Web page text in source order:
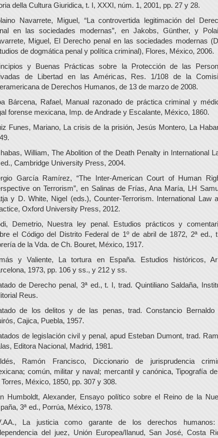
della Cultura Giuridica, t. I, XXXI, núm. 1, 2001, pp. 27 y 28.
Navarrete, Miguel, “La controvertida legitimación del
en las sociedades modernas”, en Jakobs, Günther, y
Miguel, El Derecho penal en las sociedades modernas
de dogmática penal y política criminal), Flores, México, 2006.
y Buenas Prácticas sobre la Protección de las
de Libertad en las Américas, Res. 1/108 de la
de Derechos Humanos, de 13 de marzo de 2008.
Bárcena, Rafael, Manual razonado de práctica criminal y
forense mexicana, Imp. de Andrade y Escalante, México, 1860.
Funes, Mariano, La crisis de la prisión, Jesús Montero, La
William, The Abolition of the Death Penalty in International
ed., Cambridge University Press, 2004.
García Ramírez, “The Inter-American Court of Human
on Terrorism”, en Salinas de Frías, Ana María, LH
y D. White, Nigel (eds.), Counter-Terrorism. International Law
Oxford University Press, 2012.
Demetrio, Nuestra ley penal. Estudios prácticos y
el Código del Distrito Federal de 1º de abril de 1872, 2ª ed.,
de la Vda. de Ch. Bouret, México, 1917.
y Valiente, La tortura en España. Estudios históricos,
1973, pp. 106 y ss., y 212 y ss.
de Derecho penal, 3ª ed., t. I, trad. Quintiliano Saldaña,
Reus.
de los delitos y de las penas, trad. Constancio Bernaldo
Cajica, Puebla, 1957.
de legislación civil y penal, apud Esteban Dumont, trad.
Editora Nacional, Madrid, 1981.
Ramón Francisco, Diccionario de jurisprudencia
común, militar y naval; mercantil y canónica, Tipografía
México, 1850, pp. 307 y 308.
Humboldt, Alexander, Ensayo político sobre el Reino de la
3ª ed., Porrúa, México, 1978.
La justicia como garante de los derechos
del juez, Unión Europea/Ilanud, San José, Costa